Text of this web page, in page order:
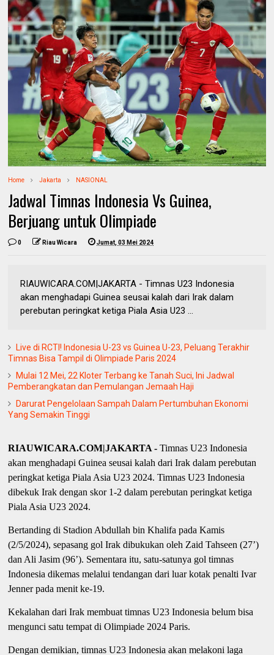
Home Jakarta NASIONAL
Jadwal Timnas Indonesia Vs Guinea,
Berjuang untuk Olimpiade
0 Riau Wicara Jumat, 03 Mei 2024
RIAUWICARA.COM|JAKARTA - Timnas U23 Indonesia
akan menghadapi Guinea seusai kalah dari Irak dalam
perebutan peringkat ketiga Piala Asia U23 ...
Live di RCTI! Indonesia U-23 vs Guinea U-23, Peluang Terakhir
Timnas Bisa Tampil di Olimpiade Paris 2024
Mulai 12 Mei, 22 Kloter Terbang ke Tanah Suci, Ini Jadwal
Pemberangkatan dan Pemulangan Jemaah Haji
Darurat Pengelolaan Sampah Dalam Pertumbuhan Ekonomi
Yang Semakin Tinggi
RIAUWICARA.COM|JAKARTA -Timnas U23 Indonesia
akan menghadapi Guinea seusai kalah dari Irak dalam perebutan
peringkat ketiga Piala Asia U23 2024. Timnas U23 Indonesia
dibekuk Irak dengan skor 1-2 dalam perebutan peringkat ketiga
Piala Asia U23 2024.
Bertanding di Stadion Abdullah bin Khalifa pada Kamis
(2/5/2024), sepasang gol Irak dibukukan oleh Zaid Tahseen (27’)
dan Ali Jasim (96’). Sementara itu, satu-satunya gol timnas
Indonesia dikemas melalui tendangan dari luar kotak penalti Ivar
Jenner pada menit ke-19.
Kekalahan dari Irak membuat timnas U23 Indonesia belum bisa
mengunci satu tempat di Olimpiade 2024 Paris.
Dengan demikian, timnas U23 Indonesia akan melakoni laga